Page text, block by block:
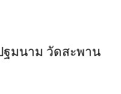
ฐม​นาม​ วัดสะพาน